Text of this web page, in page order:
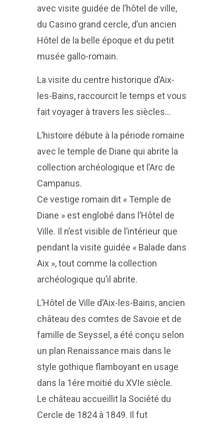
avec visite guidée de l’hôtel de ville,
du Casino grand cercle, d’un ancien
Hôtel de la belle époque et du petit
musée gallo-romain.
La visite du centre historique d’Aix-
les-Bains, raccourcit le temps et vous
fait voyager à travers les siècles…
L’histoire débute à la période romaine
avec le temple de Diane qui abrite la
collection archéologique et l’Arc de
Campanus.
Ce vestige romain dit « Temple de
Diane » est englobé dans l’Hôtel de
Ville. Il n’est visible de l’intérieur que
pendant la visite guidée « Balade dans
Aix », tout comme la collection
archéologique qu’il abrite.
L’Hôtel de Ville d’Aix-les-Bains, ancien
château des comtes de Savoie et de
famille de Seyssel, a été conçu selon
un plan Renaissance mais dans le
style gothique flamboyant en usage
dans la 1ére moitié du XVIe siècle.
Le château accueillit la Société du
Cercle de 1824 à 1849. Il fut